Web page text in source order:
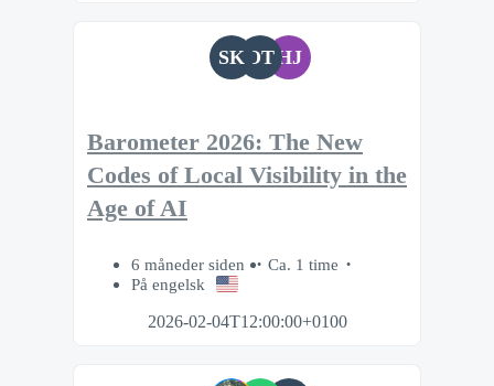
SK OT HJ
Barometer 2026: The New
Codes of Local Visibility in the
Age of AI
6 måneder siden
Ca. 1 time
På engelsk
2026-02-04T12:00:00+0100